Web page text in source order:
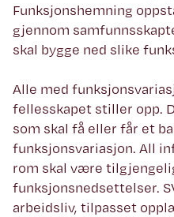
Funksjonshemning
gjennom
skal bygge ned slike
Alle med
fellesskapet stiller opp.
som skal få eller får et
funksjonsvariasjon. All
rom skal være
funksjonsnedsettelser.
arbeidsliv, tilpasset